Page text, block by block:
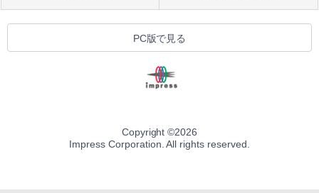
PC版で見る
Copyright ©2026
Impress Corporation. All rights reserved.